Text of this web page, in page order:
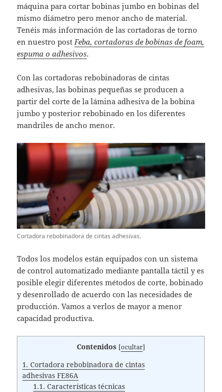
máquina para cortar bobinas jumbo en bobinas del
mismo diámetro pero menor ancho de material.
Tenéis más información de las cortadoras de torno
en nuestro post Feba, cortadoras de bobinas de foam,
espuma o adhesivos.
Con las cortadoras rebobinadoras de cintas
adhesivas, las bobinas pequeñas se producen a
partir del corte de la lámina adhesiva de la bobina
jumbo y posterior rebobinado en los diferentes
mandriles de ancho menor.
Cortadora rebobinadora de cintas adhesivas.
Todos los modelos están equipados con un sistema
de control automatizado mediante pantalla táctil y es
posible elegir diferentes métodos de corte, bobinado
y desenrollado de acuerdo con las necesidades de
producción. Vamos a verlos de mayor a menor
capacidad productiva.
Contenidos [ocultar]
1. Cortadora rebobinadora de cintas
adhesivas FE86A
1.1. Características técnicas